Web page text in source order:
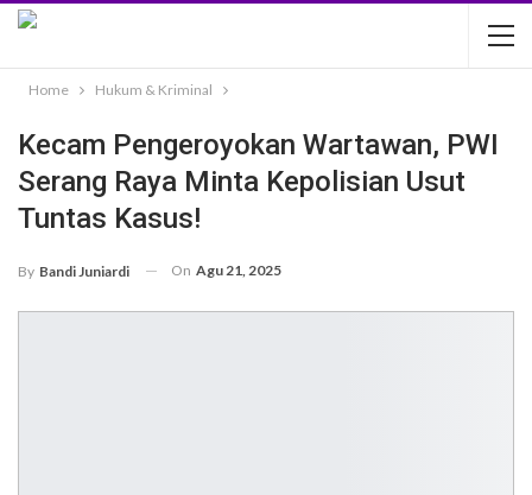
Home Hukum & Kriminal
Kecam Pengeroyokan Wartawan, PWI
Serang Raya Minta Kepolisian Usut
Tuntas Kasus!
By Bandi Juniardi On Agu 21, 2025